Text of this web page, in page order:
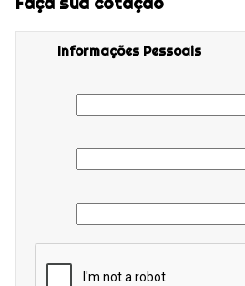
Informações Pessoais